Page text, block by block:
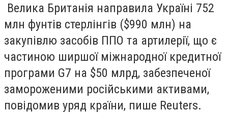
Велика Британія направила Україні 752
млн фунтів стерлінгів ($990 млн) на
закупівлю засобів ППО та артилерії, що є
частиною ширшої міжнародної кредитної
програми G7 на $50 млрд, забезпеченої
замороженими російськими активами,
повідомив уряд країни, пише Reuters.